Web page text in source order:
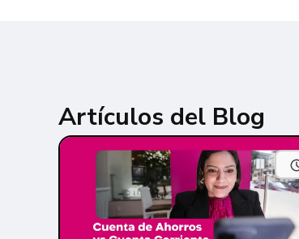
Artículos del Blog